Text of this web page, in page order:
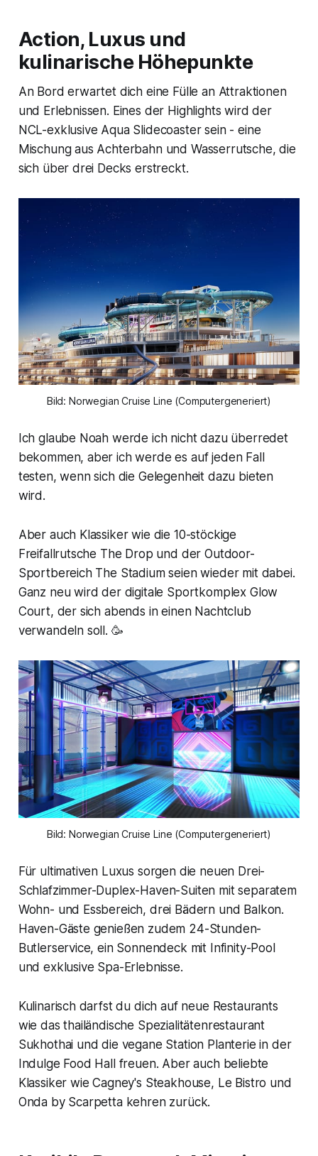
Action, Luxus und
kulinarische Höhepunkte
An Bord erwartet dich eine Fülle an Attraktionen
und Erlebnissen. Eines der Highlights wird der
NCL-exklusive Aqua Slidecoaster sein - eine
Mischung aus Achterbahn und Wasserrutsche, die
sich über drei Decks erstreckt.
Bild: Norwegian Cruise Line (Computergeneriert)
Ich glaube Noah werde ich nicht dazu überredet
bekommen, aber ich werde es auf jeden Fall
testen, wenn sich die Gelegenheit dazu bieten
wird.
Aber auch Klassiker wie die 10-stöckige
Freifallrutsche The Drop und der Outdoor-
Sportbereich The Stadium seien wieder mit dabei.
Ganz neu wird der digitale Sportkomplex Glow
Court, der sich abends in einen Nachtclub
verwandeln soll. 🥳
Bild: Norwegian Cruise Line (Computergeneriert)
Für ultimativen Luxus sorgen die neuen Drei-
Schlafzimmer-Duplex-Haven-Suiten mit separatem
Wohn- und Essbereich, drei Bädern und Balkon.
Haven-Gäste genießen zudem 24-Stunden-
Butlerservice, ein Sonnendeck mit Infinity-Pool
und exklusive Spa-Erlebnisse.
Kulinarisch darfst du dich auf neue Restaurants
wie das thailändische Spezialitätenrestaurant
Sukhothai und die vegane Station Planterie in der
Indulge Food Hall freuen. Aber auch beliebte
Klassiker wie Cagney's Steakhouse, Le Bistro und
Onda by Scarpetta kehren zurück.